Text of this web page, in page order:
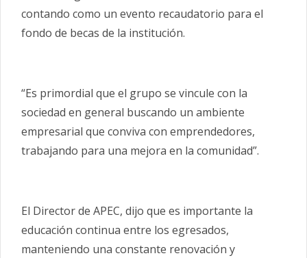
contando como un evento recaudatorio para el
fondo de becas de la institución.
“Es primordial que el grupo se vincule con la
sociedad en general buscando un ambiente
empresarial que conviva con emprendedores,
trabajando para una mejora en la comunidad”.
El Director de APEC, dijo que es importante la
educación continua entre los egresados,
manteniendo una constante renovación y